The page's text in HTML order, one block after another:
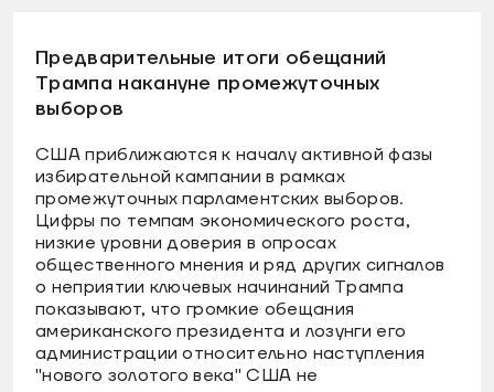
Предварительные итоги обещаний
Трампа накануне промежуточных
выборов
США приближаются к началу активной фазы
избирательной кампании в рамках
промежуточных парламентских выборов.
Цифры по темпам экономического роста,
низкие уровни доверия в опросах
общественного мнения и ряд других сигналов
о неприятии ключевых начинаний Трампа
показывают, что громкие обещания
американского президента и лозунги его
администрации относительно наступления
"нового золотого века" США не